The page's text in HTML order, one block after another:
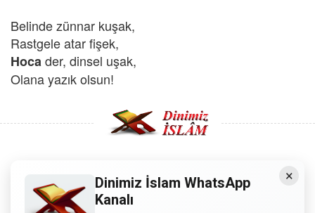
Belinde zünnar kuşak,
Rastgele atar fişek,
Hocader, dinsel uşak,
Olana yazık olsun!
Copyright © 2008 - Dinimiz İslam. Her Hakkı Saklıdır.×
Dinimiz İslam WhatsApp
Kanalı